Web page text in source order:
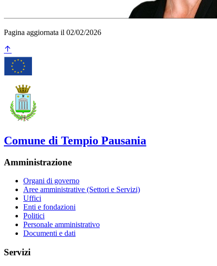
Pagina aggiornata il 02/02/2026
Comune di Tempio Pausania
Amministrazione
Organi di governo
Aree amministrative (Settori e Servizi)
Uffici
Enti e fondazioni
Politici
Personale amministrativo
Documenti e dati
Servizi